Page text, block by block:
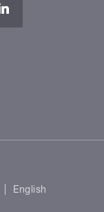
English